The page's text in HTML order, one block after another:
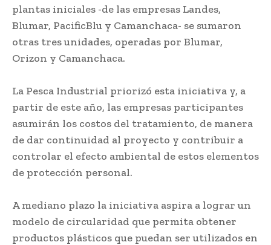
plantas iniciales -de las empresas Landes,
Blumar, PacificBlu y Camanchaca- se sumaron
otras tres unidades, operadas por Blumar,
Orizon y Camanchaca.
La Pesca Industrial priorizó esta iniciativa y, a
partir de este año, las empresas participantes
asumirán los costos del tratamiento, de manera
de dar continuidad al proyecto y contribuir a
controlar el efecto ambiental de estos elementos
de protección personal.
A mediano plazo la iniciativa aspira a lograr un
modelo de circularidad que permita obtener
productos plásticos que puedan ser utilizados en